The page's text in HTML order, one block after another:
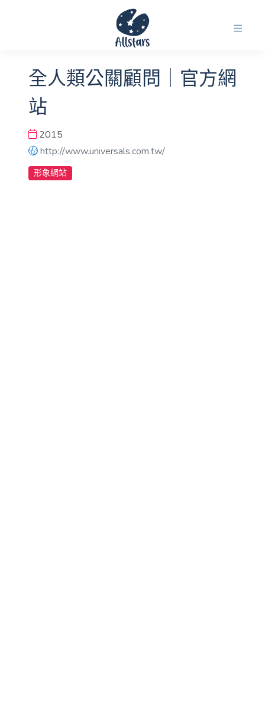
全人類公關顧問｜官方網
站
2015
http://www.universals.com.tw/
形象網站